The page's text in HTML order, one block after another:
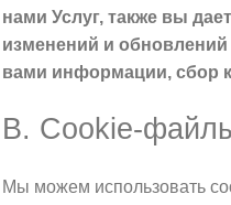
нами Услуг, также вы
изменений и
вами информации, сбор
B. Cookie-
Мы можем использовать